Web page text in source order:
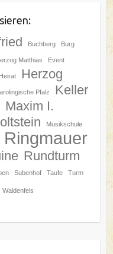
Buchberg Burg
Matthias Event
Heirat
Herzog
Pfalz Keller
Maxim I.
Musikschule
Ringmauer
Rundturm
Subenhof Taufe Turm
Waldenfels